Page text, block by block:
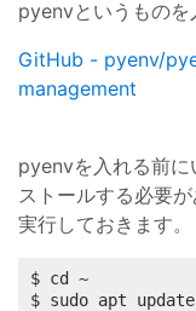
pyenvというものを
GitHub - pyenv/
management
pyenvを入れる前に
ストールする必要
実行しておきます。
$ cd ~
$ sudo apt update